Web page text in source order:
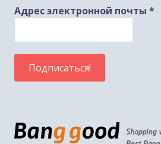
Адрес электронной почты *